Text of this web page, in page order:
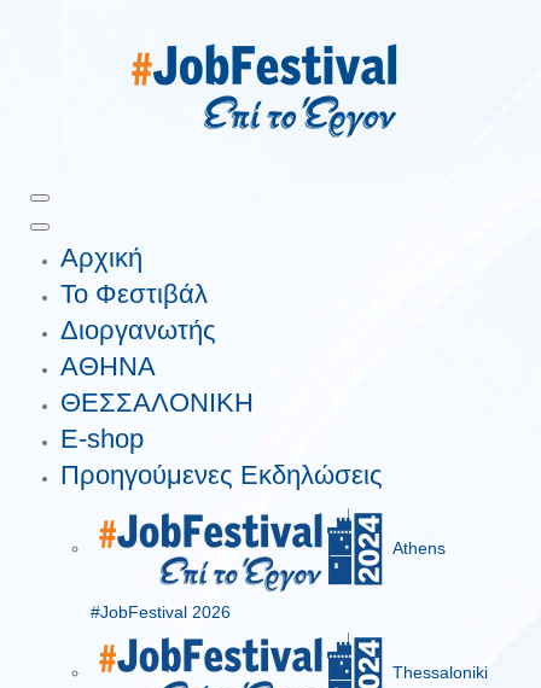
Αρχική
Το Φεστιβάλ
Διοργανωτής
ΑΘΗΝΑ
ΘΕΣΣΑΛΟΝΙΚΗ
E-shop
Προηγούμενες Εκδηλώσεις
Athens
#JobFestival 2026
Thessaloniki